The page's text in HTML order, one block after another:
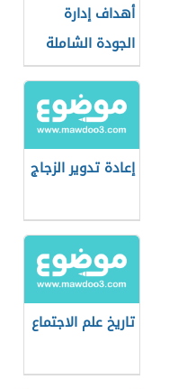
أهداف إدارة
الجودة الشاملة
إعادة تدوير الزجاج
تاريخ علم الاجتماع